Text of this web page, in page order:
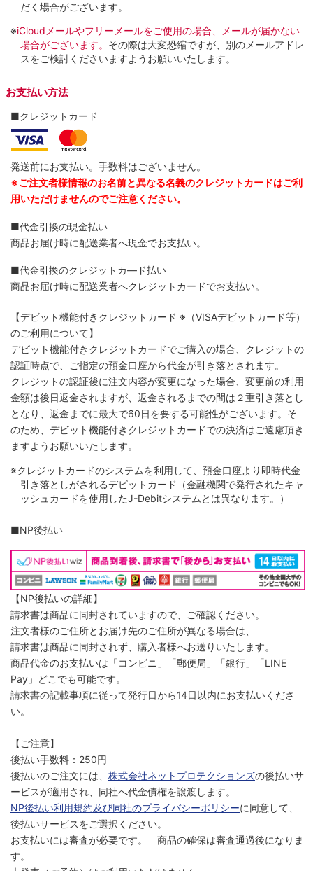
だく場合がございます。
※iCloudメールやフリーメールをご使用の場合、メールが届かない
場合がございます。 その際は大変恐縮ですが、別のメールアドレ
スをご検討くださいますようお願いいたします。
お支払い方法
■クレジットカード
発送前にお支払い。手数料はございません。
※ご注文者様情報のお名前と異なる名義のクレジットカードはご利
用いただけませんのでご注意ください。
■代金引換の現金払い
商品お届け時に配送業者へ現金でお支払い。
■代金引換のクレジットカ―ド払い
商品お届け時に配送業者へクレジットカードでお支払い。
【デビット機能付きクレジットカード ※（VISAデビットカード等）
のご利用について】
デビット機能付きクレジットカードでご購入の場合、クレジットの
認証時点で、ご指定の預金口座から代金が引き落とされます。
クレジットの認証後に注文内容が変更になった場合、変更前の利用
金額は後日返金されますが、返金されるまでの間は２重引き落とし
となり、返金までに最大で60日を要する可能性がございます。そ
のため、デビット機能付きクレジットカードでの決済はご遠慮頂き
ますようお願いいたします。
※クレジットカードのシステムを利用して、預金口座より即時代金
引き落としがされるデビットカード（金融機関で発行されたキャ
ッシュカードを使用したJ-Debitシステムとは異なります。）
■NP後払い
【NP後払いの詳細】
請求書は商品に同封されていますので、ご確認ください。
注文者様のご住所とお届け先のご住所が異なる場合は、
請求書は商品に同封されず、購入者様へお送りいたします。
商品代金のお支払いは「コンビニ」「郵便局」「銀行」「LINE
Pay」どこでも可能です。
請求書の記載事項に従って発行日から14日以内にお支払いくださ
い。
【ご注意】
後払い手数料：250円
後払いのご注文には、 株式会社ネットプロテクションズの後払いサ
ービスが適用され、同社へ代金債権を譲渡します。
NP後払い利用規約及び同社のプライバシーポリシーに同意して、
後払いサービスをご選択ください。
お支払いには審査が必要です。 商品の確保は審査通過後になりま
す。